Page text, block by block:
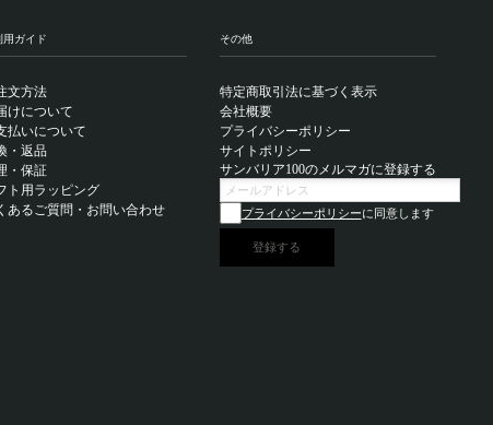
用ガイド
文方法
けについて
払いについて
・返品
・保証
ト用ラッピング
あるご質問・お問い合わせ
その他
特定商取引法に基づく表示
会社概要
プライバシーポリシー
サイトポリシー
サンバリア100のメルマガに登録する
プライバシーポリシーに同意します
登録する